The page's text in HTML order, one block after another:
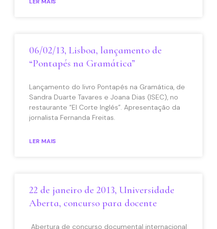
06/02/13, Lisboa, lançamento de
“Pontapés na Gramática”
Lançamento do livro Pontapés na Gramática, de
Sandra Duarte Tavares e Joana Dias (ISEC), no
restaurante “El Corte Inglés”. Apresentação da
jornalista Fernanda Freitas.
LER MAIS
22 de janeiro de 2013, Universidade
Aberta, concurso para docente
Abertura de concurso documental internacional